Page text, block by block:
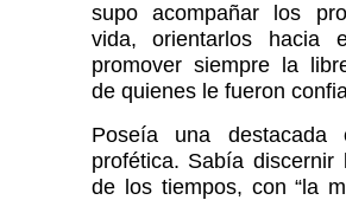
supo acompañar los
vida, orientarlos hacia
promover siempre la
de quienes le fueron
Poseía una destacada
profética. Sabía discernir
de los tiempos, con “la